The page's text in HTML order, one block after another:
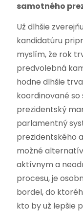
samotného
Už dlhšie
kandidatúru
myslím, že rok
predvolebná
hodne dlhšie
koordinované so
prezidentský
parlamentný
prezidentského
možné
aktívnym a
procesu, je
bordel, do
kto by už lepšie